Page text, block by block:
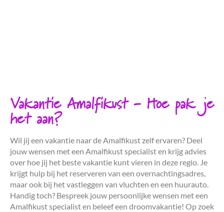
Vakantie Amalfikust - Hoe pak je
het aan?
Wil jij een vakantie naar de Amalfikust zelf ervaren? Deel
jouw wensen met een Amalfikust specialist en krijg advies
over hoe jij het beste vakantie kunt vieren in deze regio. Je
krijgt hulp bij het reserveren van een overnachtingsadres,
maar ook bij het vastleggen van vluchten en een huurauto.
Handig toch? Bespreek jouw persoonlijke wensen met een
Amalfikust specialist en beleef een droomvakantie! Op zoek